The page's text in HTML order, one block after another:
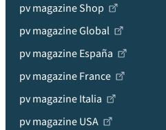
pv magazine Shop
pv magazine Global
pv magazine España
pv magazine France
pv magazine Italia
pv magazine USA